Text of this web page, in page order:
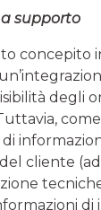
supporto
concepito
degli
cliente
di